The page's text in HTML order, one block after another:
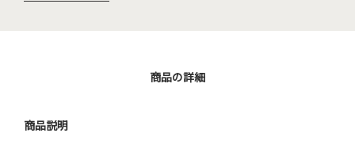
商品の詳細
商品説明